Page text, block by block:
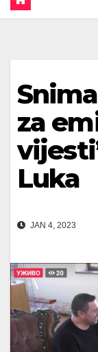
za
Luka
JAN 4, 2023